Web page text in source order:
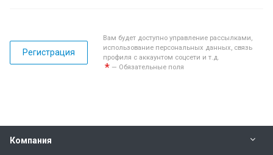
Регистрация
Вам будет доступно управление рассылками,
использование персональных данных, связь
профиля с аккаунтом соцсети и т.д.
* — Обязательные поля
Компания